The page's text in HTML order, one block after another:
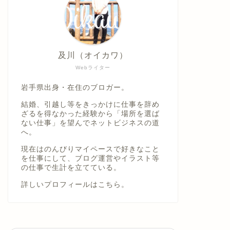
Webライター
及川（オイカワ）
岩手県出身・在住のブロガー。
結婚、引越し等をきっかけに仕事を辞め
ざるを得なかった経験から「場所を選ば
ない仕事」を望んでネットビジネスの道
へ。
現在はのんびりマイペースで好きなこと
を仕事にして、ブログ運営やイラスト等
の仕事で生計を立てている。
詳しいプロフィールは こちら。